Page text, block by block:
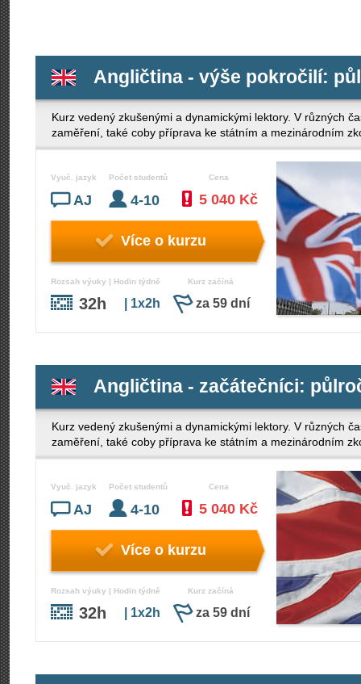
Angličtina - výše pokročilí:
Kurz vedený zkušenými a dynamickými lektory. V různých
zaměření, také coby příprava ke státním a mezinárodním
Vyuč. jazyk
AJ
Počet studentů
4-10
Cena
5 040 Kč
Více o kurzu
Rozsah výuky | Hodin týdně
32h | 1x2h
Kurz začíná
za 59 dní
Angličtina - začátečníci:
Kurz vedený zkušenými a dynamickými lektory. V různých
zaměření, také coby příprava ke státním a mezinárodním
Vyuč. jazyk
AJ
Počet studentů
4-10
Cena
5 040 Kč
Více o kurzu
Rozsah výuky | Hodin týdně
32h | 1x2h
Kurz začíná
za 59 dní